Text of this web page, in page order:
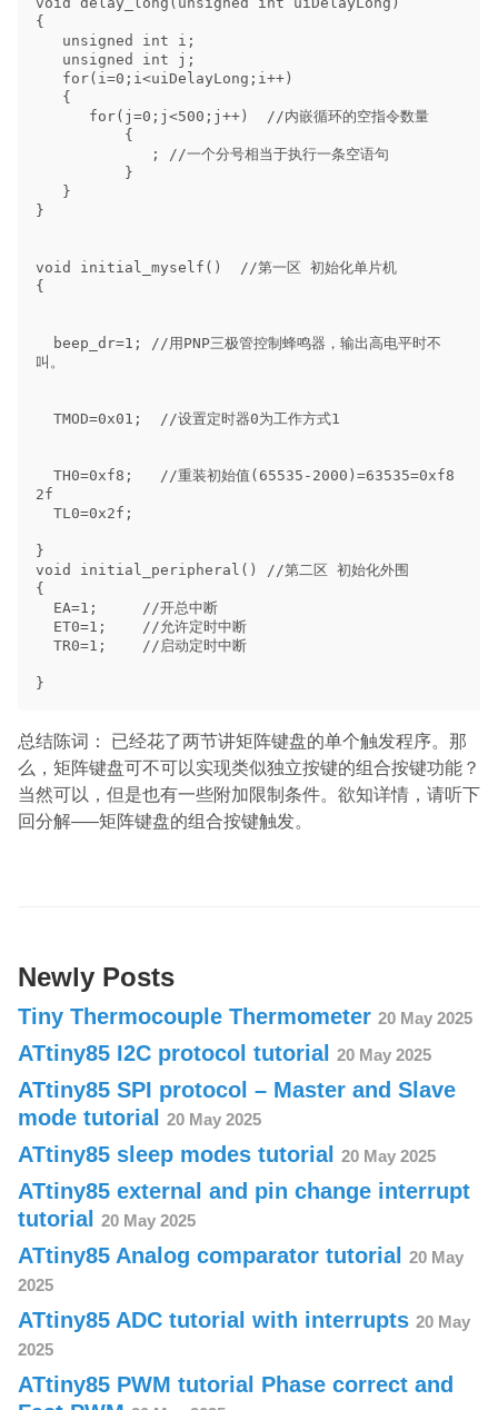
总结陈词： 已经花了两节讲矩阵键盘的单个触发程序。那
么，矩阵键盘可不可以实现类似独立按键的组合按键功能？
当然可以，但是也有一些附加限制条件。欲知详情，请听下
回分解—–矩阵键盘的组合按键触发。
Newly Posts
Tiny Thermocouple Thermometer 20 May 2025
ATtiny85 I2C protocol tutorial 20 May 2025
ATtiny85 SPI protocol – Master and Slave
mode tutorial
20 May 2025
ATtiny85 sleep modes tutorial 20 May 2025
ATtiny85 external and pin change interrupt
tutorial
20 May 2025
ATtiny85 Analog comparator tutorial
20 May
2025
ATtiny85 ADC tutorial with interrupts 20 May
2025
ATtiny85 PWM tutorial Phase correct and